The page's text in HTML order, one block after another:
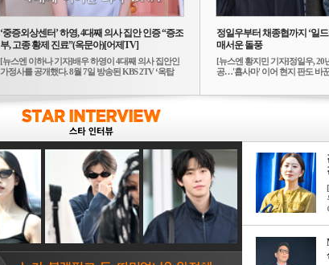
‘중증외상센터’ 하영, 4대째 의사 집안 인증 “증조
부, 고종 황제 진료”(옥문아)[어제TV]
[뉴스엔 이하나 기자]배우 하영이 4대째 의사 집안인
가정사를 공개했다. 8월 7일 방송된 KBS 2TV ‘옥탑
정일우부터 채종협까지 ‘일
매서운 돌풍
[뉴스엔 황지민 기자]정일우, 20
공…'횹사마' 이어 현지 판도 바